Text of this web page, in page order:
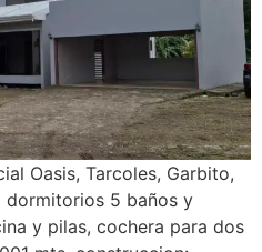
Oasis, Tarcoles, Garbito,
dormitorios 5 baños y
y pilas, cochera para dos